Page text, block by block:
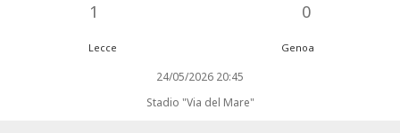
1 0
Lecce Genoa
24/05/2026 20:45
Stadio "Via del Mare"